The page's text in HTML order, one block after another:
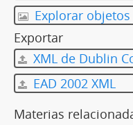
Explorar
Exportar
XML de Dublin
EAD 2002 XML
Materias